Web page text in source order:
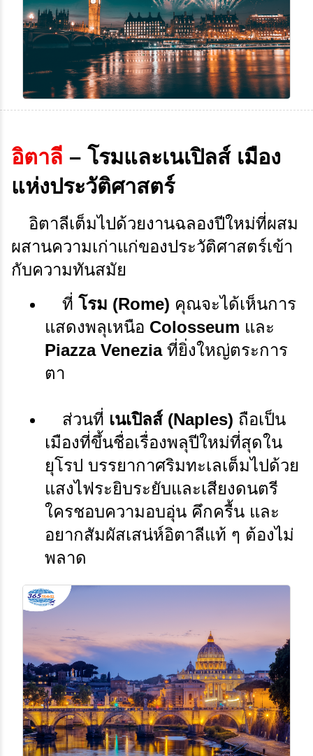
อิตาลี – โรมและเนเปิลส์ เมือง
แห่งประวัติศาสตร์
อิตาลีเต็มไปด้วยงานฉลองปีใหม่ที่ผสม
ผสานความเก่าแก่ของประวัติศาสตร์เข้า
กับความทันสมัย
ที่ โรม (Rome) คุณจะได้เห็นการ
แสดงพลุเหนือ Colosseum
Piazza Venezia ที่ยิ่งใหญ่ตระการ
ตา
ส่วนที่ เนเปิลส์ (Naples) ถือเป็น
เมืองที่ขึ้นชื่อเรื่องพลุปีใหม่ที่สุดใน
ยุโรป บรรยากาศริมทะเลเต็มไปด้วย
แสงไฟระยิบระยับและเสียงดนตรี
ใครชอบความอบอุ่น คึกครื้น และ
อยากสัมผัสเสน่ห์อิตาลีแท้ ๆ ต้องไม่
พลาด